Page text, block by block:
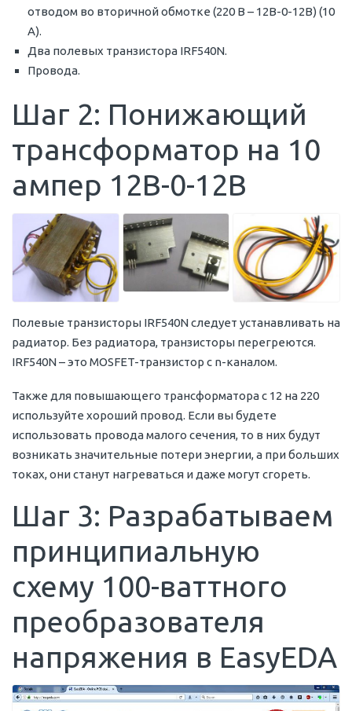
отводом во вторичной обмотке (220 В – 12В-0-12В) (10
А).
Два полевых транзистора IRF540N.
Провода.
Шаг 2: Понижающий
трансформатор на 10
ампер 12В-0-12В
Полевые транзисторы IRF540N следует устанавливать на
радиатор. Без радиатора, транзисторы перегреются.
IRF540N – это MOSFET-транзистор с n-каналом.
Также для повышающего трансформатора с 12 на 220
используйте хороший провод. Если вы будете
использовать провода малого сечения, то в них будут
возникать значительные потери энергии, а при больших
токах, они станут нагреваться и даже могут сгореть.
Шаг 3: Разрабатываем
принципиальную
схему 100-ваттного
преобразователя
напряжения в EasyEDA